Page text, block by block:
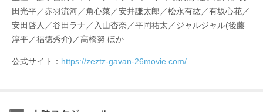
田光平／赤羽流河／角心菜／安井謙太郎／松永有紘／有坂心花／
安田啓人／谷田ラナ／入山杏奈／平岡祐太／ジャルジャル(後藤
淳平／福徳秀介)／高橋努 ほか
公式サイト： https://zeztz-gavan-26movie.com/